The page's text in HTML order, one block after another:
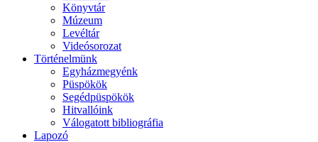
Könyvtár
Múzeum
Levéltár
Videósorozat
Történelmünk
Egyházmegyénk
Püspökök
Segédpüspökök
Hitvallóink
Válogatott bibliográfia
Lapozó